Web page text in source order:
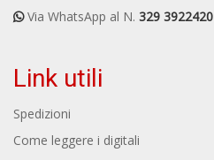
Via WhatsApp al N. 329 3922420
Link utili
Spedizioni
Come leggere i digitali